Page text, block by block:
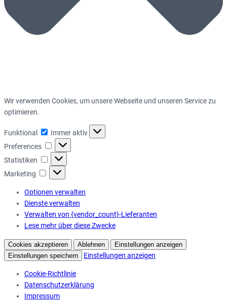
Wir verwenden Cookies, um unsere Webseite und unseren Service zu
optimieren.
Funktional Funktional
Immer aktiv
Preferences
Preferences
Statistiken Statistiken
Marketing Marketing
Optionen verwalten
Dienste verwalten
Verwalten von {vendor_count}-Lieferanten
Lese mehr über diese Zwecke
Cookies akzeptieren Ablehnen
Einstellungen anzeigen
Einstellungen speichern
Einstellungen anzeigen
Cookie-Richtlinie
Datenschutzerklärung
Impressum